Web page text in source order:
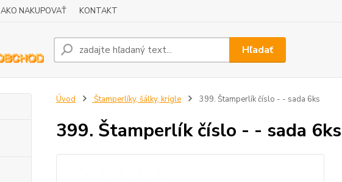
AKO NAKUPOVAŤ KONTAKT
Hľadať
Úvod Štamperlíky, šálky, krígle 399. Štamperlík číslo - - sada 6ks
399. Štamperlík číslo - - sada 6ks